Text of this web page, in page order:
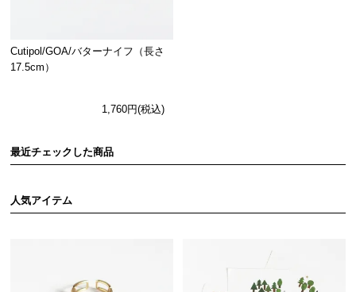
Cutipol/GOA/バターナイフ（長さ
17.5cm）
1,760円(税込)
最近チェックした商品
人気アイテム